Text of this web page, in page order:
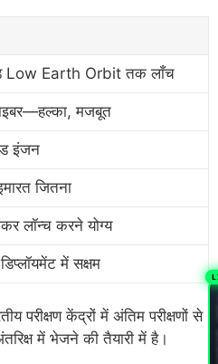
Low Earth Orbit तक लाँच
मजबूत
इंजन
जितना
लॉन्च करने योग्य
में सक्षम
परीक्षण केंद्रों में अंतिम परीक्षणों से
में भेजने की तैयारी में है।